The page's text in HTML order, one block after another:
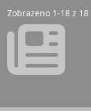
Zobrazeno 1-18 z